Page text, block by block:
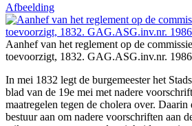
Afbeelding
Aanhef van het reglement op de
toevoorzigt, 1832. GAG.ASG.inv.nr.
In mei 1832 legt de burgemeester het
blad van de 19e mei met nadere
maatregelen tegen de cholera over.
bestuur aan om nadere voorschriften aan